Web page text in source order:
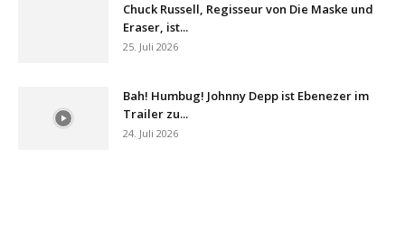
Chuck Russell, Regisseur von Die Maske und
Eraser, ist...
25. Juli 2026
Bah! Humbug! Johnny Depp ist Ebenezer im
Trailer zu...
24. Juli 2026